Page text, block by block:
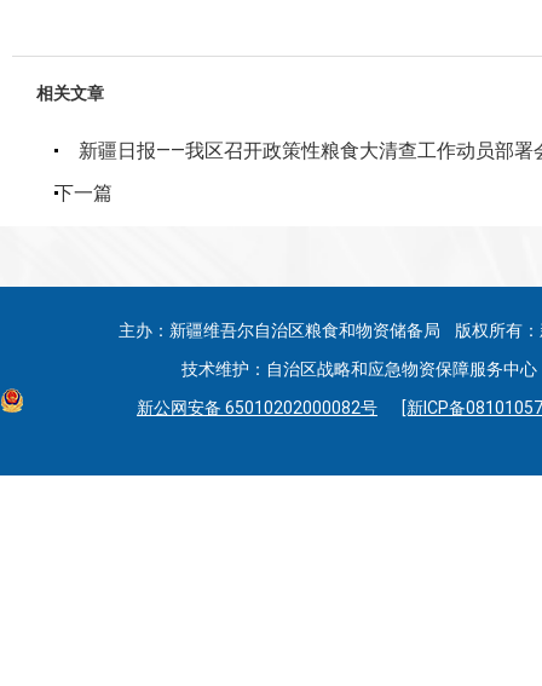
相关文章
新疆日报——我区召开政策性粮食大清查工作动员部署
下一篇
主办：新疆维吾尔自治区粮食和物资储备局 版权所有
技术维护：自治区战略和应急物资保障服务中
新公网安备 65010202000082号
[新ICP备